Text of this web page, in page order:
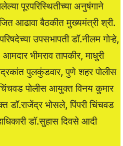
पूरपरिस्थितीच्या अनुषंगाने
आढावा बैठकीत मुख्यमंत्री श्री.
उपसभापती डॉ.नीलम गोऱ्हे,
भीमराव तापकीर, माधुरी
पुलकुंडवार, पुणे शहर पोलीस
पोलीस आयुक्त विनय कुमार
डॉ.राजेंद्र भोसले, पिंपरी चिंचवड
डॉ.सुहास दिवसे आदी